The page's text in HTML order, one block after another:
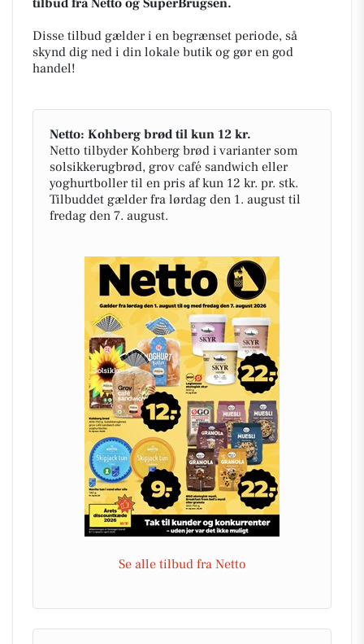
Disse tilbud gælder i en begrænset periode, så
skynd dig ned i din lokale butik og gør en god
handel!
Netto: Kohberg brød til kun 12 kr.
Netto tilbyder Kohberg brød i varianter som
solsikkerugbrød, grov café sandwich eller
yoghurtboller til en pris af kun 12 kr. pr. stk.
Tilbuddet gælder fra lørdag den 1. august til
fredag den 7. august.
Se alle tilbud fra Netto